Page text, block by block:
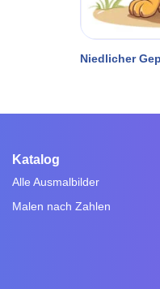
Niedlicher
Katalog
Alle Ausmalbilder
Malen nach Zahlen